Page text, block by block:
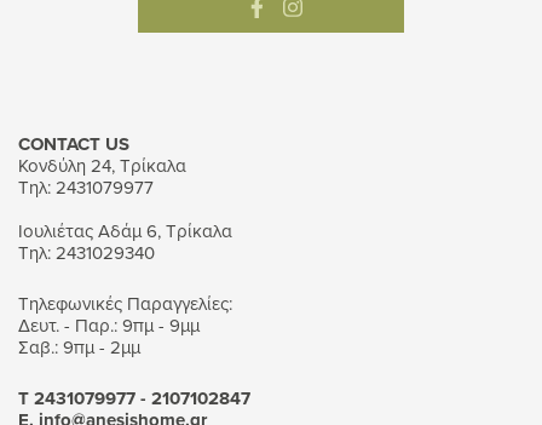
CONTACT US
Κονδύλη 24, Τρίκαλα
Τηλ: 2431079977
Ιουλιέτας Αδάμ 6, Τρίκαλα
Τηλ: 2431029340
Τηλεφωνικές Παραγγελίες:
Δευτ. - Παρ.: 9πμ - 9μμ
Σαβ.: 9πμ - 2μμ
Τ 2431079977 - 2107102847